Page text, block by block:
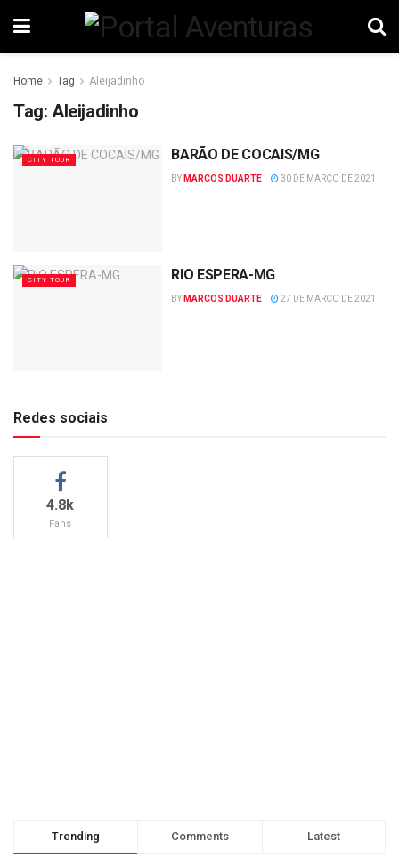
Home Tag Aleijadinho
Tag: Aleijadinho
CITY TOUR BARÃO DE COCAIS/MG
BY MARCOS DUARTE 30 DE MARÇO DE 2021
CITY TOUR RIO ESPERA-MG
BY MARCOS DUARTE 27 DE MARÇO DE 2021
Redes sociais
4.8k
Fans
Trending Comments Latest